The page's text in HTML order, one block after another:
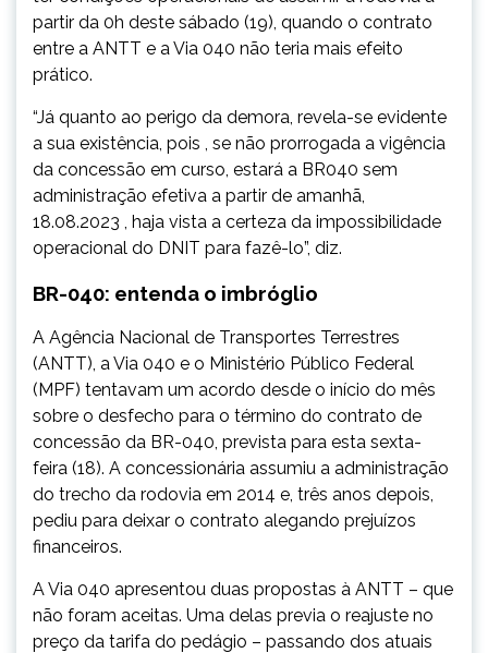
partir da 0h deste sábado (19), quando o contrato
entre a ANTT e a Via 040 não teria mais efeito
prático.
“Já quanto ao perigo da demora, revela-se evidente
a sua existência, pois , se não prorrogada a vigência
da concessão em curso, estará a BR040 sem
administração efetiva a partir de amanhã,
18.08.2023 , haja vista a certeza da impossibilidade
operacional do DNIT para fazê-lo”, diz.
BR-040: entenda o imbróglio
A Agência Nacional de Transportes Terrestres
(ANTT), a Via 040 e o Ministério Público Federal
(MPF) tentavam um acordo desde o início do mês
sobre o desfecho para o término do contrato de
concessão da BR-040, prevista para esta sexta-
feira (18). A concessionária assumiu a administração
do trecho da rodovia em 2014 e, três anos depois,
pediu para deixar o contrato alegando prejuízos
financeiros.
A Via 040 apresentou duas propostas à ANTT – que
não foram aceitas. Uma delas previa o reajuste no
preço da tarifa do pedágio – passando dos atuais